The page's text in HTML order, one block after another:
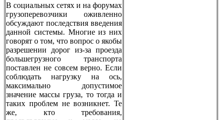
В социальных сетях и на форумах
грузоперевозчики оживленно
обсуждают последствия введения
данной системы. Многие из них
говорят о том, что вопрос о якобы
разрешении дорог из-за проезда
большегрузного транспорта
поставлен не совсем верно. Если
соблюдать нагрузку на ось,
максимально допустимое
значение массы груза, то тогда и
таких проблем не возникнет. Те
же, кто требования,